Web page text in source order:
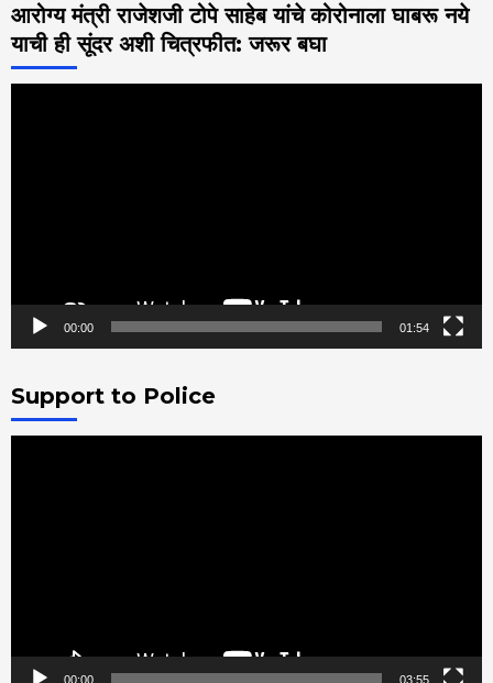
आरोग्य मंत्री राजेशजी टोपे साहेब यांचे कोरोनाला घाबरू नये
याची ही सूंदर अशी चित्रफीत: जरूर बघा
00:00 01:54
Support to Police
00:00 03:55